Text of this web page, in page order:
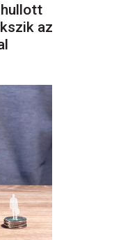
hullott
az